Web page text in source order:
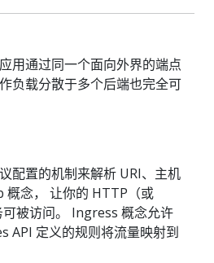
用通过同一个面向外界的端点
负载分散于多个后端也完全可
配置的机制来解析 URI、主机
概念， 让你的 HTTP（或
被访问。 Ingress 概念允许
API 定义的规则将流量映射到